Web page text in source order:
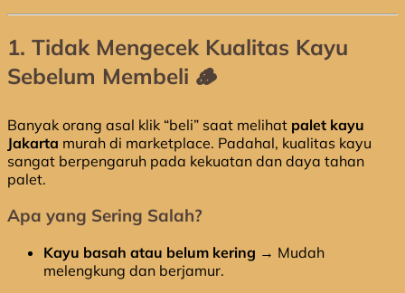
1. Tidak Mengecek Kualitas Kayu
Sebelum Membeli 🪵
Banyak orang asal klik “beli” saat melihat palet kayu
Jakarta murah di marketplace. Padahal, kualitas kayu
sangat berpengaruh pada kekuatan dan daya tahan
palet.
Apa yang Sering Salah?
Kayu basah atau belum kering → Mudah
melengkung dan berjamur.